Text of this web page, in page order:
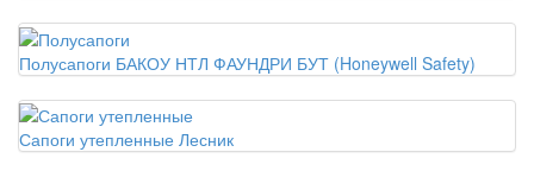
Полусапоги БАКОУ НТЛ ФАУНДРИ БУТ (Honeywell Safety)
Сапоги утепленные Лесник